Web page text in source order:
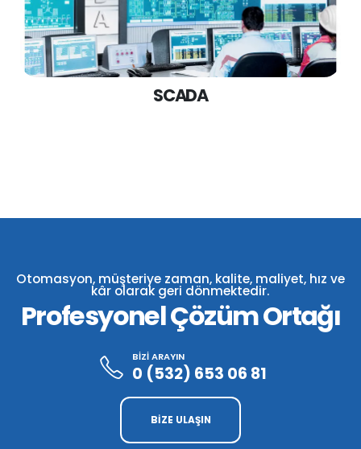
SCADA
Otomasyon, müşteriye zaman, kalite, maliyet, hız ve
kâr olarak geri dönmektedir.
Profesyonel Çözüm Ortağı
BİZİ ARAYIN
0 (532) 653 06 81
BİZE ULAŞIN